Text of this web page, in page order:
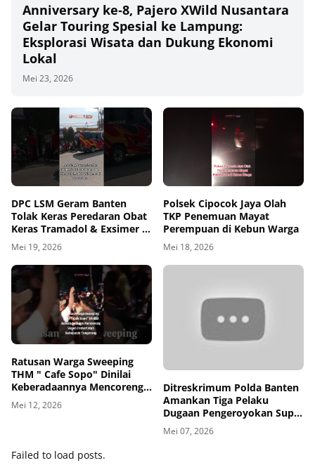
Anniversary ke‑8, Pajero XWild Nusantara
Gelar Touring Spesial ke Lampung:
Eksplorasi Wisata dan Dukung Ekonomi
Lokal
Mei 23, 2026
DPC LSM Geram Banten
Tolak Keras Peredaran Obat
Keras Tramadol & Exsimer di
Tangerang
Mei 19, 2026
Polsek Cipocok Jaya Olah
TKP Penemuan Mayat
Perempuan di Kebun Warga
Mei 18, 2026
Ratusan Warga Sweeping
THM " Cafe Sopo" Dinilai
Keberadaannya Mencoreng
Wajah Pemerintah
Kabupaten Tangerang
Mei 12, 2026
Ditreskrimum Polda Banten
Amankan Tiga Pelaku
Dugaan Pengeroyokan Supir
di Toll
Mei 07, 2026
Failed to load posts.